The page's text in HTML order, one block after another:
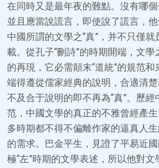
在同時又是最年夜的難點。沒有哪
並且應當說謊言，即使說了謊言，他
中國所謂的文學之“真”，并不只僅
載。從孔子“刪詩”的時期開端，文學
的再現，它必需顛末“道統”的規范
端得遵從儒家經典的說明，合適清
不及合于說明的即不再為“真”。歷
范，中國文學的真正的不雅曾經產
多時期都不得不偏離作家的逼真人
的需求。巴金平生，見證了平易近
極“左”時期的文學表述，所以他對文